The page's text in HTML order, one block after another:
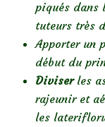
piqués dans
tuteurs très
Apporter un
début du
Diviserles
rajeunir et
les